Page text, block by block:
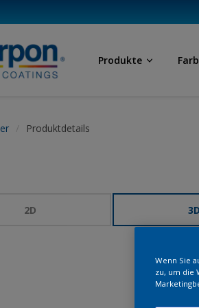
Produkte
Produktdetails
2D 3D
Wenn Sie
zu, um die